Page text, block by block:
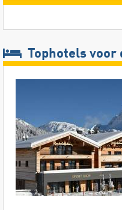
Tophotels